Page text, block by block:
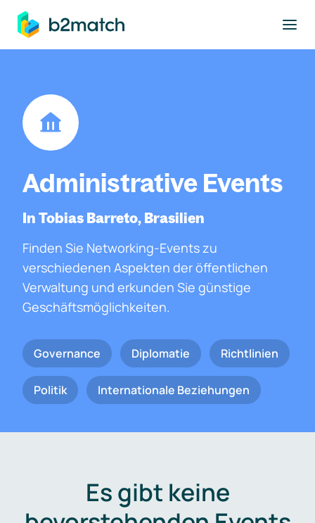
springen
Administrative Events
In Tobias Barreto, Brasilien
Finden Sie Networking-Events zu
verschiedenen Aspekten der öffentlichen
Verwaltung und erkunden Sie günstige
Geschäftsmöglichkeiten.
Governance Diplomatie Richtlinien
Politik Internationale Beziehungen
Es gibt keine